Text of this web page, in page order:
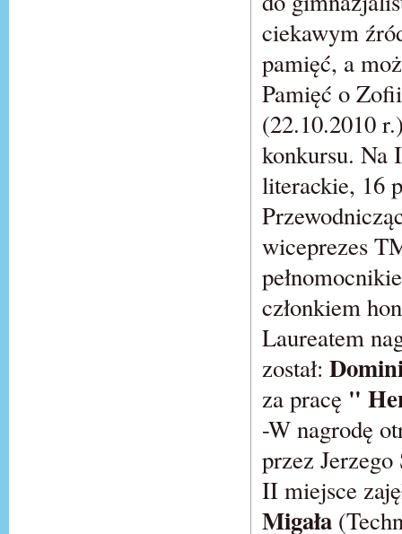
ciekawym
pamięć, a
Pamięć o
(22.10.2010
konkursu. Na
literackie, 16
wiceprezes
członkiem
Laureatem
został:
za pracę "
-W nagrodę
przez
II miejsce
Migała